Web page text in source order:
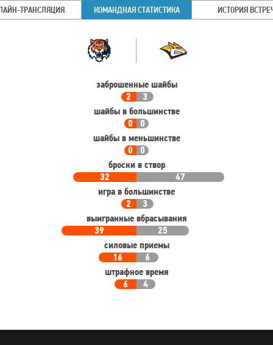
ТРАНСЛЯЦИЯ КОМАНДНАЯ СТАТИСТИКА ИСТОРИЯ
Команда
заброшенные шайбы
2
3
шайбы в большинстве
0
0
шайбы в меньшинстве
0
0
броски в створ
32
47
игра в большинстве
2
3
выигранные вбрасывания
39
25
силовые приемы
16
6
штрафное время
6
4